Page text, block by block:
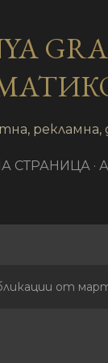
рекламна,
СТРАНИЦА
от